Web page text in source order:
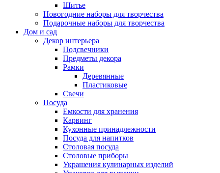
Шитье
Новогодние наборы для творчества
Подарочные наборы для творчества
Дом и сад
Декор интерьера
Подсвечники
Предметы декора
Рамки
Деревянные
Пластиковые
Свечи
Посуда
Емкости для хранения
Карвинг
Кухонные принадлежности
Посуда для напитков
Столовая посуда
Столовые приборы
Украшения кулинарных изделий